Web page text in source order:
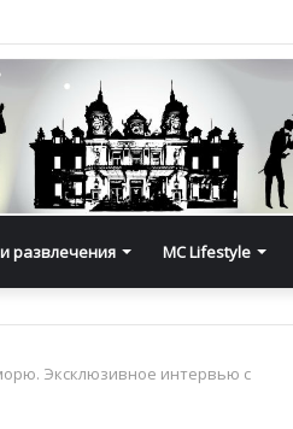
развлечения MC Lifestyle
Эксклюзивное интервью с